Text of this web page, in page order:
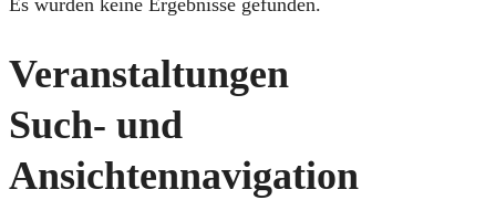
Veranstaltungen
Such- und
Ansichtennavigation